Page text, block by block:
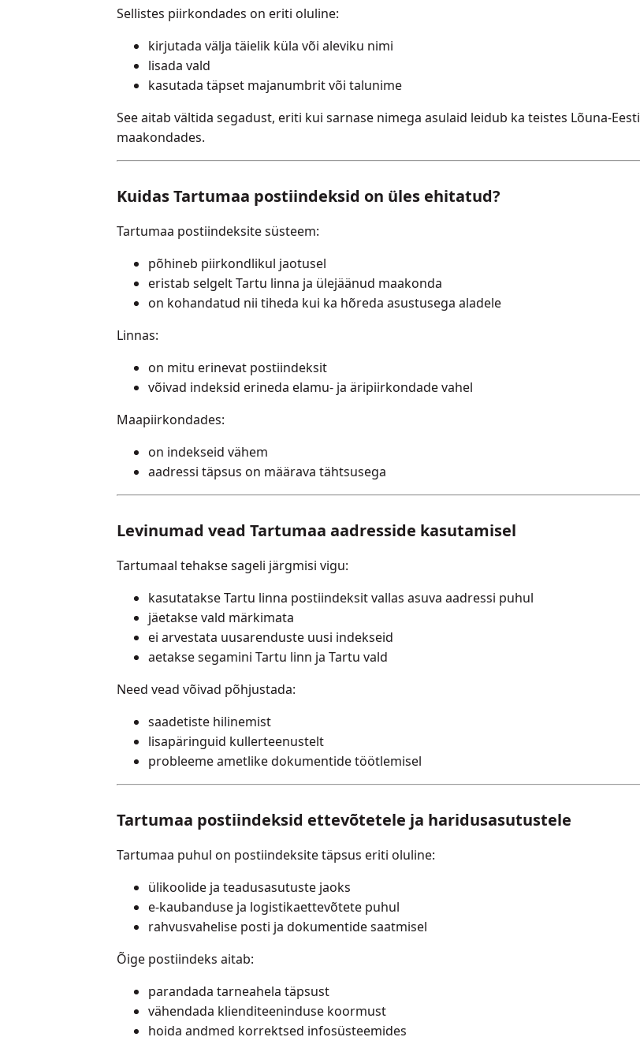
Sellistes piirkondades on eriti oluline:
kirjutada välja täielik küla või aleviku nimi
lisada vald
kasutada täpset majanumbrit või talunime
See aitab vältida segadust, eriti kui sarnase nimega asulaid leidub ka teistes Lõuna-Eesti
maakondades.
Kuidas Tartumaa postiindeksid on üles ehitatud?
Tartumaa postiindeksite süsteem:
põhineb piirkondlikul jaotusel
eristab selgelt Tartu linna ja ülejäänud maakonda
on kohandatud nii tiheda kui ka hõreda asustusega aladele
Linnas:
on mitu erinevat postiindeksit
võivad indeksid erineda elamu- ja äripiirkondade vahel
Maapiirkondades:
on indekseid vähem
aadressi täpsus on määrava tähtsusega
Levinumad vead Tartumaa aadresside kasutamisel
Tartumaal tehakse sageli järgmisi vigu:
kasutatakse Tartu linna postiindeksit vallas asuva aadressi puhul
jäetakse vald märkimata
ei arvestata uusarenduste uusi indekseid
aetakse segamini Tartu linn ja Tartu vald
Need vead võivad põhjustada:
saadetiste hilinemist
lisapäringuid kullerteenustelt
probleeme ametlike dokumentide töötlemisel
Tartumaa postiindeksid ettevõtetele ja haridusasutustele
Tartumaa puhul on postiindeksite täpsus eriti oluline:
ülikoolide ja teadusasutuste jaoks
e-kaubanduse ja logistikaettevõtete puhul
rahvusvahelise posti ja dokumentide saatmisel
Õige postiindeks aitab:
parandada tarneahela täpsust
vähendada klienditeeninduse koormust
hoida andmed korrektsed infosüsteemides